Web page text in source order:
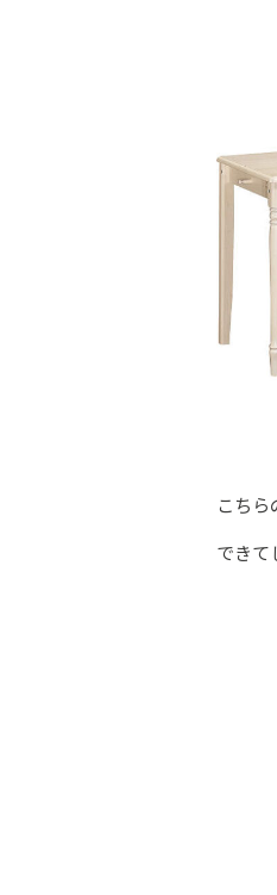
こち
できて